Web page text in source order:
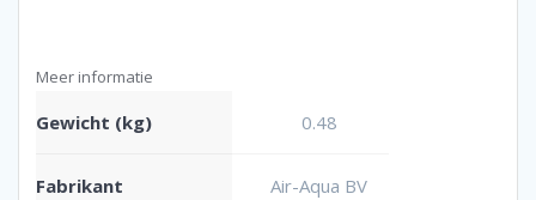
Meer informatie
Gewicht (kg) 0.48
Fabrikant Air-Aqua BV